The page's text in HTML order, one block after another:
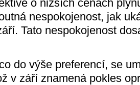
o nižších cenách
nespokojenost, jak
Tato nespokojenost
do výše preferencí, se
v září znamená pokles